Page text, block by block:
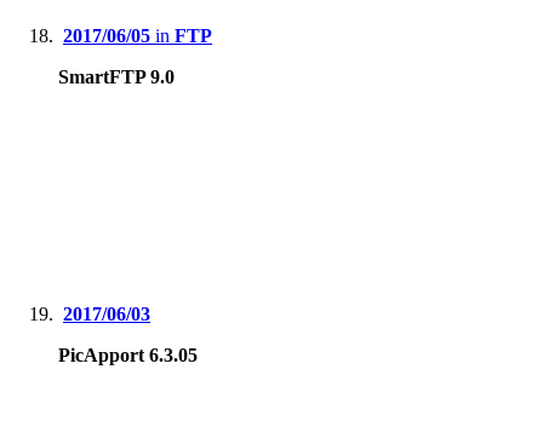
2017/06/05 in FTP
SmartFTP 9.0
2017/06/03
PicApport 6.3.05